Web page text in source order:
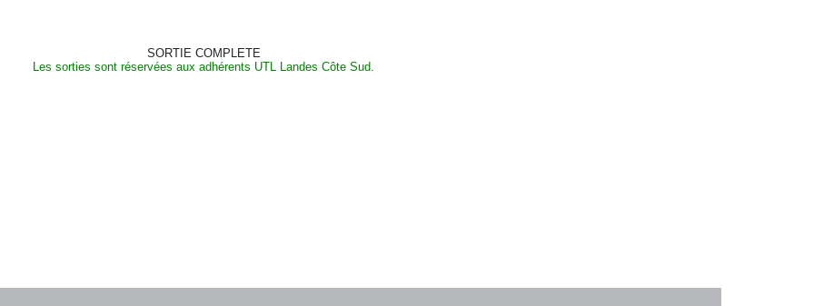
SORTIE COMPLETE
Les sorties sont réservées aux adhérents UTL Landes Côte Sud.